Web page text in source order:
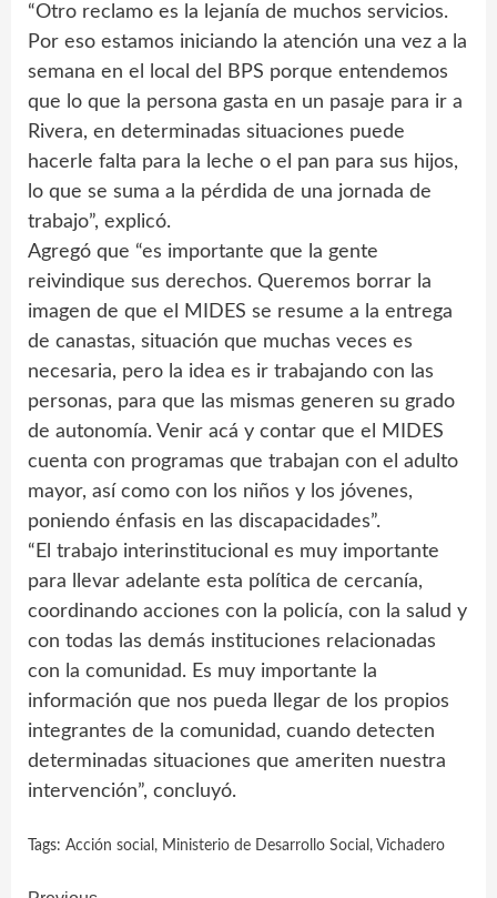
“Otro reclamo es la lejanía de muchos servicios.
Por eso estamos iniciando la atención una vez a la
semana en el local del BPS porque entendemos
que lo que la persona gasta en un pasaje para ir a
Rivera, en determinadas situaciones puede
hacerle falta para la leche o el pan para sus hijos,
lo que se suma a la pérdida de una jornada de
trabajo”, explicó.
Agregó que “es importante que la gente
reivindique sus derechos. Queremos borrar la
imagen de que el MIDES se resume a la entrega
de canastas, situación que muchas veces es
necesaria, pero la idea es ir trabajando con las
personas, para que las mismas generen su grado
de autonomía. Venir acá y contar que el MIDES
cuenta con programas que trabajan con el adulto
mayor, así como con los niños y los jóvenes,
poniendo énfasis en las discapacidades”.
“El trabajo interinstitucional es muy importante
para llevar adelante esta política de cercanía,
coordinando acciones con la policía, con la salud y
con todas las demás instituciones relacionadas
con la comunidad. Es muy importante la
información que nos pueda llegar de los propios
integrantes de la comunidad, cuando detecten
determinadas situaciones que ameriten nuestra
intervención”, concluyó.
Tags: Acción social , Ministerio de Desarrollo Social , Vichadero